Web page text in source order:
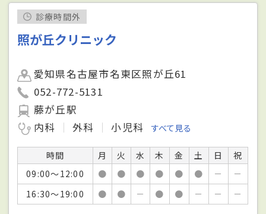
診療時間外
照が丘クリニック
愛知県名古屋市名東区照が丘61
052-772-5131
藤が丘駅
内科
外科 小児科 すべて見る
時間 月 火 水 木 金 土 日
祝
09:00～12:00
● ● ● ● ● ● －
－
16:30～19:00
● ● － ● ● － － －